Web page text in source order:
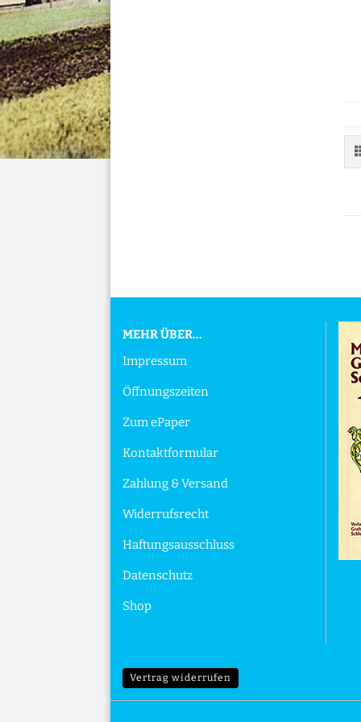
MEHR ÜBER...
Impressum
Öffnungszeiten
Zum ePaper
Kontaktformular
Zahlung & Versand
Widerrufsrecht
Haftungsausschluss
Datenschutz
Shop
Vertrag widerrufen